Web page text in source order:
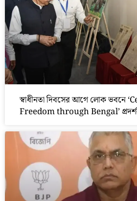
স্বাধীনতা দিবসের আগে লোক ভবনে
Freedom through Bengal’